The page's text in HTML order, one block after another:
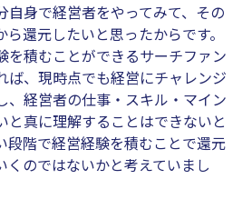
身で経営者をやってみて、その
還元したいと思ったからです。
を積むことができるサーチファン
ば、現時点でも経営にチャレンジ
、経営者の仕事・スキル・マイン
と真に理解することはできないと
段階で経営経験を積むことで還元
くのではないかと考えていまし